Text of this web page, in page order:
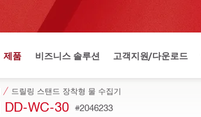
제품 비즈니스 솔루션 고객지원/다운로드
드릴링 스탠드 장착형 물 수집기
DD-WC-30 #2046233